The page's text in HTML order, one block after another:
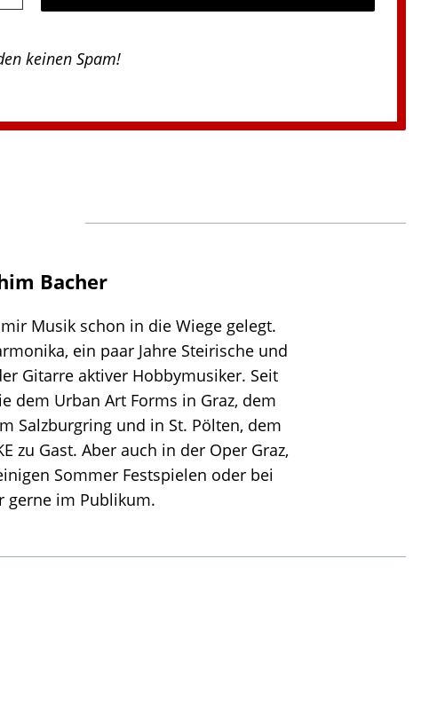
keinen Spam!
Bacher
Musik schon in die Wiege gelegt.
ein paar Jahre Steirische und
Gitarre aktiver Hobbymusiker. Seit
dem Urban Art Forms in Graz, dem
Salzburgring und in St. Pölten, dem
zu Gast. Aber auch in der Oper Graz,
Sommer Festspielen oder bei
gerne im Publikum.